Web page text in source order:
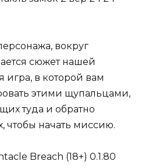
вокруг
сюжет нашей
в которой вам
этими щупальцами,
туда и обратно
чтобы начать миссию.
Breach (18+) 0.1.80